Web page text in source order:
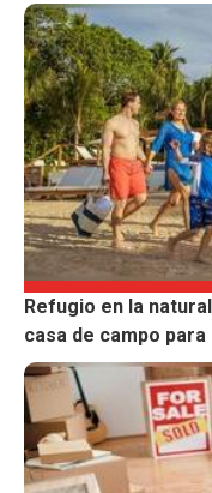
Refugio en la
casa de campo